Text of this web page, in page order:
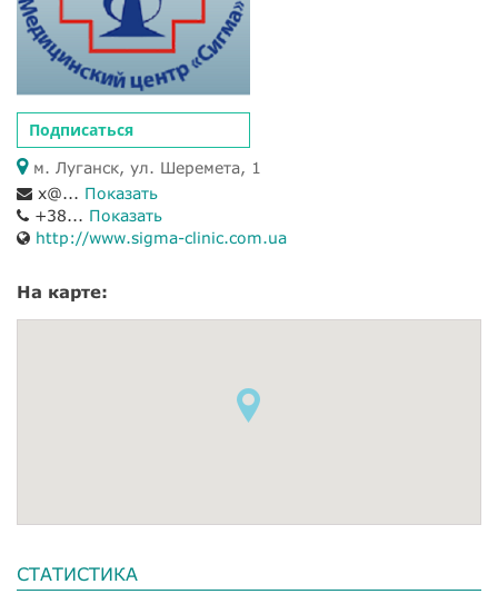
Подписаться
м. Луганск, ул. Шеремета, 1
x@... Показать
+38... Показать
http://www.sigma-clinic.com.ua
На карте:
СТАТИСТИКА